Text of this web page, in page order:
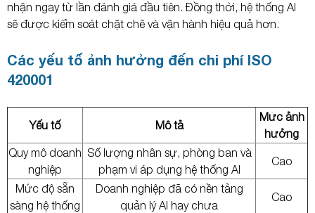
nhận ngay từ lần đánh giá đầu tiên. Đồng thời, hệ thống AI
sẽ được kiểm soát chặt chẽ và vận hành hiệu quả hơn.
Các yếu tố ảnh hưởng đến chi phí ISO
420001
Yếu tố Mô tả
Mức ảnh
hưởng
Quy mô doanh
nghiệp
Số lượng nhân sự, phòng ban và
phạm vi áp dụng hệ thống AI
Cao
Mức độ sẵn
sàng hệ thống
Doanh nghiệp đã có nền tảng
quản lý AI hay chưa
Cao